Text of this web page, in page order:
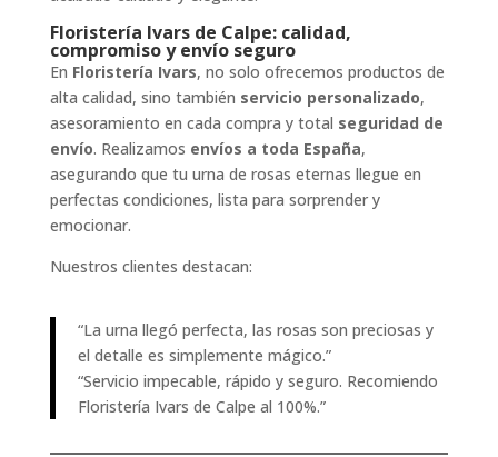
Floristería Ivars de Calpe: calidad,
compromiso y envío seguro
En Floristería Ivars, no solo ofrecemos productos de
alta calidad, sino también servicio personalizado,
asesoramiento en cada compra y total seguridad de
envío. Realizamos envíos a toda España,
asegurando que tu urna de rosas eternas llegue en
perfectas condiciones, lista para sorprender y
emocionar.
Nuestros clientes destacan:
“La urna llegó perfecta, las rosas son preciosas y
el detalle es simplemente mágico.”
“Servicio impecable, rápido y seguro. Recomiendo
Floristería Ivars de Calpe al 100%.”